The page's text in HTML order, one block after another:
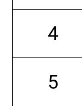
4
5